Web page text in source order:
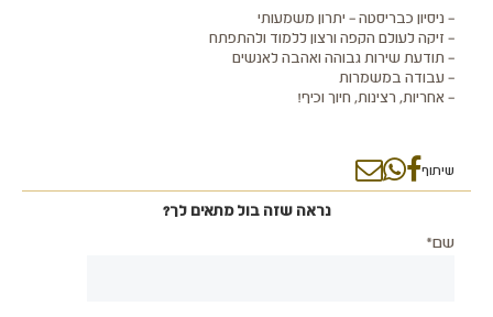
– ניסיון כבריסטה – יתרון משמעותי
– זיקה לעולם הקפה ורצון ללמוד ולהתפתח
– תודעת שירות גבוהה ואהבה לאנשים
– עבודה במשמרות
– אחריות, רצינות, חיוך וכיף!
שיתוף
נראה שזה בול מתאים לך?
שם*